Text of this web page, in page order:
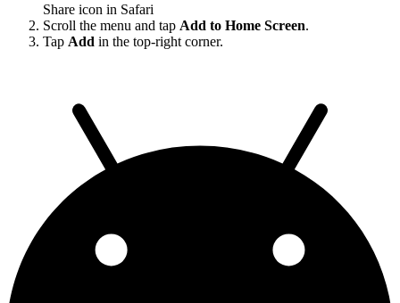
Share icon in Safari
Scroll the menu and tap Add to Home Screen.
Tap Add in the top-right corner.